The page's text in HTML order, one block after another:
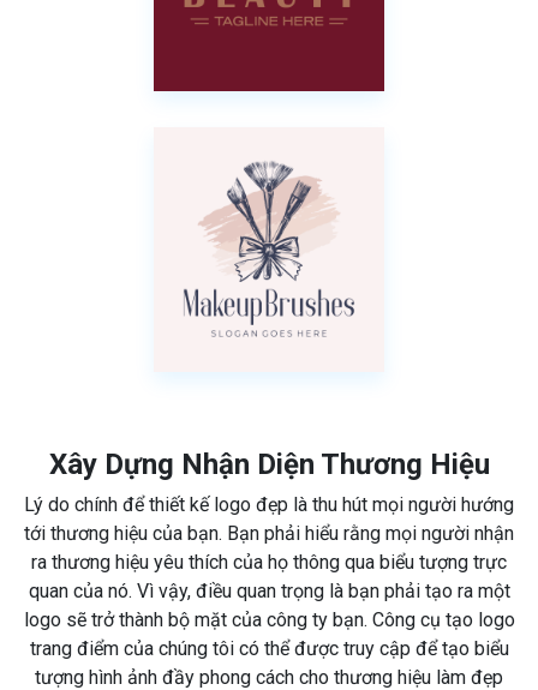
Xây Dựng Nhận Diện Thương Hiệu
Lý do chính để thiết kế logo đẹp là thu hút mọi người hướng
tới thương hiệu của bạn. Bạn phải hiểu rằng mọi người nhận
ra thương hiệu yêu thích của họ thông qua biểu tượng trực
quan của nó. Vì vậy, điều quan trọng là bạn phải tạo ra một
logo sẽ trở thành bộ mặt của công ty bạn. Công cụ tạo logo
trang điểm của chúng tôi có thể được truy cập để tạo biểu
tượng hình ảnh đầy phong cách cho thương hiệu làm đẹp